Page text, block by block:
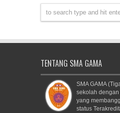
TENTANG SMA GAMA
SMA GAMA
sekolah
yang
status